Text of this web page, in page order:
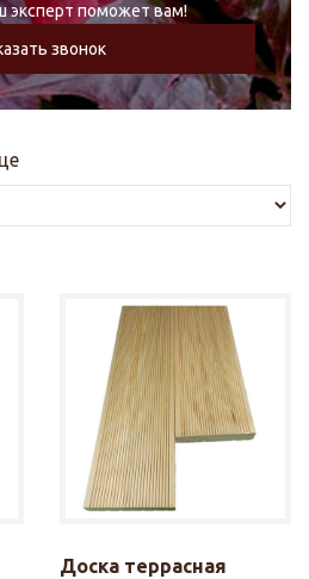
эксперт поможет вам!
звонок
Доска террасная